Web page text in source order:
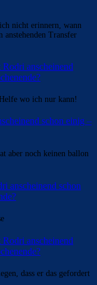
nicht erinnern, wann
Transfer
anscheinend
wo ich nur kann!
schon einig –
aber noch keinen ballon
anscheinend schon
anscheinend
dass er das gefordert